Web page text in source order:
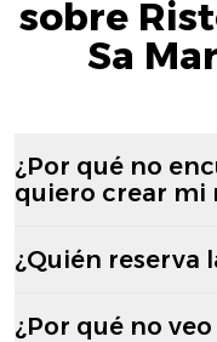
sobre
Sa
¿Por qué no
quiero crear mi
¿Quién reserva
¿Por qué no